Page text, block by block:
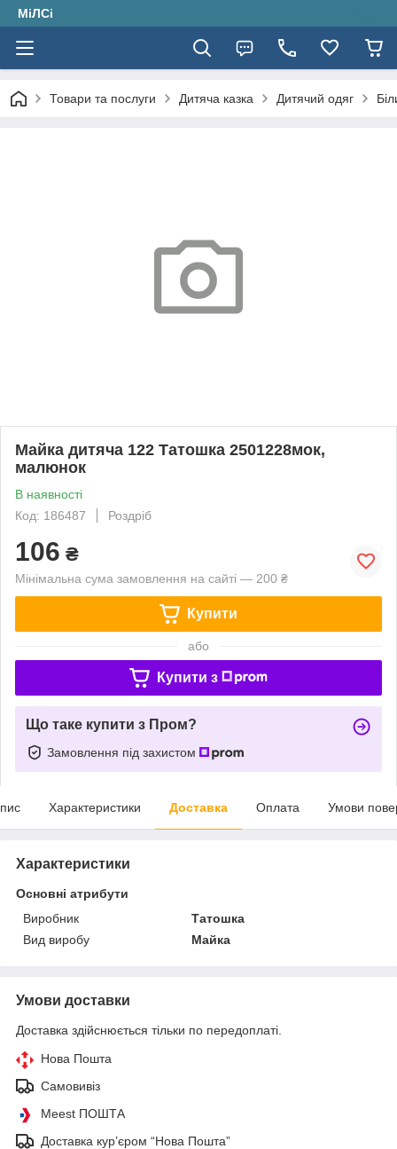
МіЛСі
Товари та послуги Дитяча казка Дитячий одяг
Майка дитяча 122 Татошка 2501228мок,
малюнок
В наявності
Код: 186487
Роздріб
106 ₴
Мінімальна сума замовлення на сайті — 200 ₴
Купити
або
Купити з
Що таке купити з Пром?
Замовлення під захистом
Характеристики Доставка Оплата Умови
Характеристики
Основні атрибути
Виробник
Татошка
Вид виробу
Майка
Умови доставки
Доставка здійснюється тільки по передоплаті.
Нова Пошта
Самовивіз
Meest ПОШТА
Доставка кур’єром “Нова Пошта”